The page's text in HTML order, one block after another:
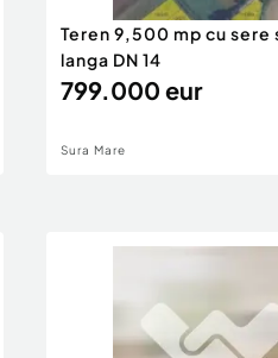
Teren 9,500 mp cu
langa DN 14
799.000 eur
Sura Mare